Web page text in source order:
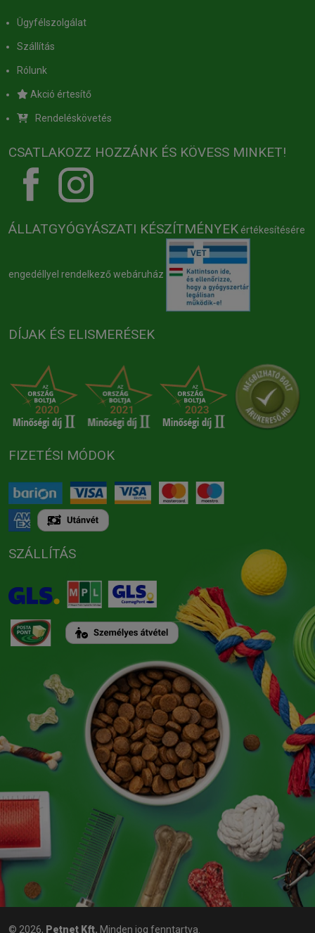
Ügyfélszolgálat
Szállítás
Rólunk
Akció értesítő
Rendeléskövetés
CSATLAKOZZ HOZZÁNK ÉS KÖVESS MINKET!
ÁLLATGYÓGYÁSZATI KÉSZÍTMÉNYEK értékesítésére
engedéllyel rendelkező webáruház
DÍJAK ÉS ELISMERÉSEK
FIZETÉSI MÓDOK
SZÁLLÍTÁS
© 2026, Petnet Kft. Minden jog fenntartva.